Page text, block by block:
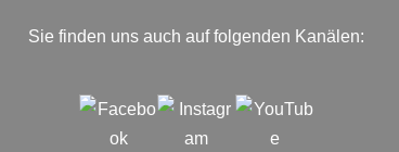
Sie finden uns auch auf folgenden Kanälen: